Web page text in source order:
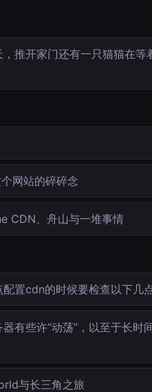
推开家门还有一只猫猫在
网站的碎碎念
CDN、舟山与一堆事情
置cdn的时候要检查以下几
有些许“动荡”，以至于长时
与长三角之旅